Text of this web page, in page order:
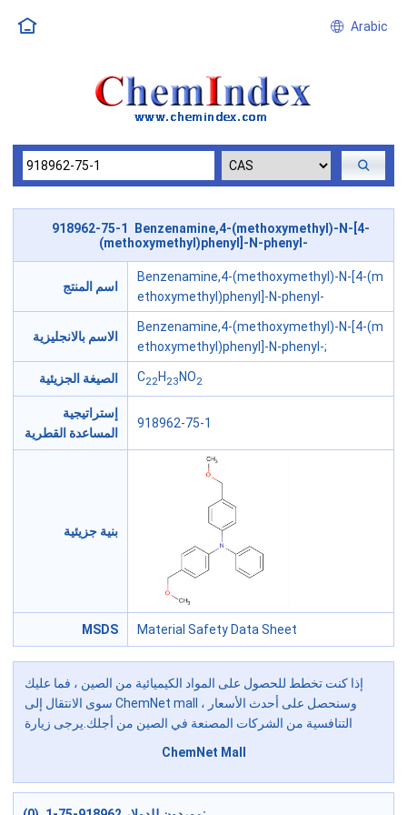
Arabic
918962-75-1 Benzenamine,4-(methoxymethyl)-N-[4-
(methoxymethyl)phenyl]-N-phenyl-
اسم المنتج
Benzenamine,4-(methoxymethyl)-N-[4-(m
ethoxymethyl)phenyl]-N-phenyl-
الاسم بالانجليزية
Benzenamine,4-(methoxymethyl)-N-[4-(m
ethoxymethyl)phenyl]-N-phenyl-;
الصيغة الجزيئية C22H 23 NO2
إستراتيجية
المساعدة القطرية
918962-75-1
بنية جزيئية
MSDS Material Safety Data Sheet
إذا كنت تخطط للحصول على المواد الكيميائية من الصين ، فما عليك
سوى الانتقال إلى ChemNet mall ، وسنحصل على أحدث الأسعار
التنافسية من الشركات المصنعة في الصين من أجلك.يرجى زيارة
ChemNet Mall